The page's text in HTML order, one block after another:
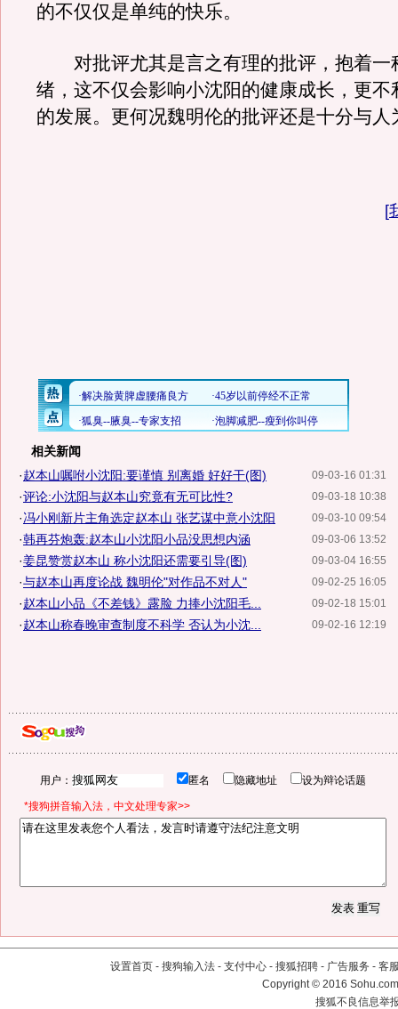
的不仅仅是单纯的快乐。
对批评尤其是言之有理的批评，抱着一
绪，这不仅会影响小沈阳的健康成长，更不
的发展。更何况魏明伦的批评还是十分与人
[
相关新闻
09-03-16 01:31
·赵本山嘱咐小沈阳:要谨慎 别离婚 好好干(图)
09-03-18 10:38
·评论:小沈阳与赵本山究竟有无可比性?
09-03-10 09:54
·冯小刚新片主角选定赵本山 张艺谋中意小沈阳
09-03-06 13:52
·韩再芬炮轰:赵本山小沈阳小品没思想内涵
09-03-04 16:55
·姜昆赞赏赵本山 称小沈阳还需要引导(图)
09-02-25 16:05
·与赵本山再度论战 魏明伦"对作品不对人"
09-02-18 15:01
·赵本山小品《不差钱》露脸 力捧小沈阳毛...
09-02-16 12:19
·赵本山称春晚审查制度不科学 否认为小沈...
用户： 匿名 隐藏地址 设为辩论话题
*搜狗拼音输入法，中文处理专家>>
设置首页 - 搜狗输入法 - 支付中心 - 搜狐招聘 - 广告服务 - 客
Copyright©2016
搜狐不良信息举